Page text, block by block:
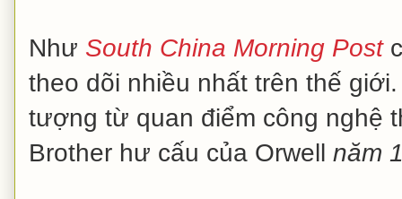
Như South China Morning Post
theo dõi nhiều nhất trên thế
tượng từ quan điểm công nghệ
Brother hư cấu của Orwell năm